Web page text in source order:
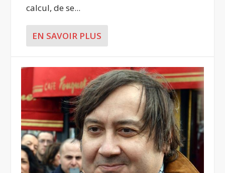
calcul, de se...
EN SAVOIR PLUS